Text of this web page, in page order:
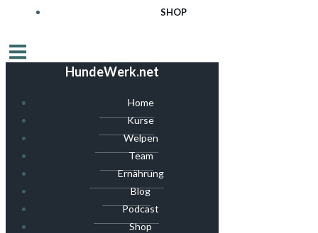
SHOP
HundeWerk.net
Home
Kurse
Welpen
Team
Ernährung
Blog
Podcast
Shop